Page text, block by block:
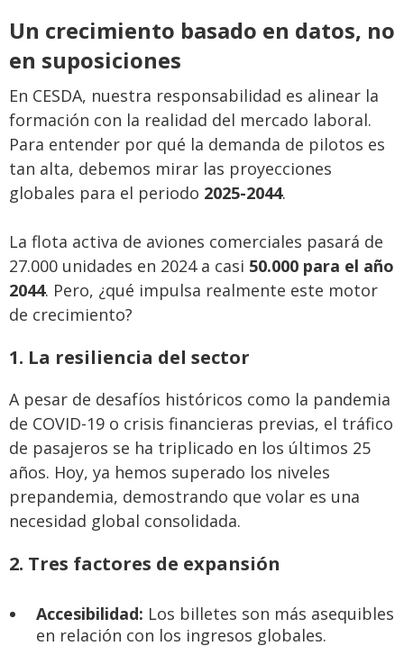
Un crecimiento basado en datos, no
en suposiciones
En CESDA, nuestra responsabilidad es alinear la
formación con la realidad del mercado laboral.
Para entender por qué la demanda de pilotos es
tan alta, debemos mirar las proyecciones
globales para el periodo 2025-2044.
La flota activa de aviones comerciales pasará de
27.000 unidades en 2024 a casi 50.000 para el año
2044. Pero, ¿qué impulsa realmente este motor
de crecimiento?
1. La resiliencia del sector
A pesar de desafíos históricos como la pandemia
de COVID-19 o crisis financieras previas, el tráfico
de pasajeros se ha triplicado en los últimos 25
años. Hoy, ya hemos superado los niveles
prepandemia, demostrando que volar es una
necesidad global consolidada.
2. Tres factores de expansión
Accesibilidad: Los billetes son más asequibles
en relación con los ingresos globales.